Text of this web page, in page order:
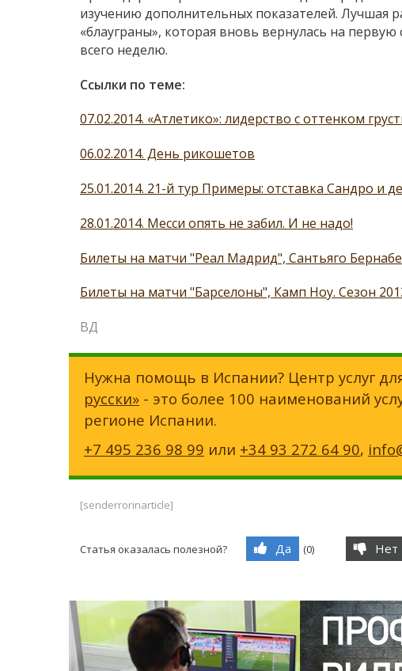
изучению дополнительных показателей. Лучшая
«блауграны», которая вновь вернулась на
всего неделю.
Ссылки по теме:
07.02.2014. «Атлетико»: лидерство с оттенком
06.02.2014. День рикошетов
25.01.2014. 21-й тур Примеры: отставка Сандро и
28.01.2014. Месси опять не забил. И не надо!
Билеты на матчи "Реал Мадрид", Сантьяго
Билеты на матчи "Барселоны", Камп Ноу. Сезон
ВД
Нужна помощь в Испании? Центр услуг
русски» - это более 100 наименований
регионе Испании.
+7 495 236 98 99 или +34 93 272 64 90,
[senderrorinarticle]
Статья оказалась полезной? Да (0) Нет